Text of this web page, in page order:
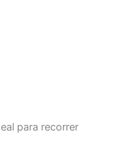
para recorrer